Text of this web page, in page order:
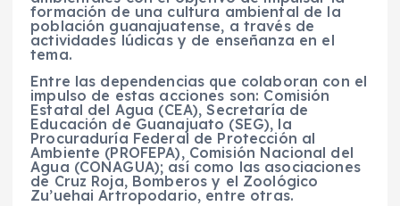
formación de una cultura ambiental de la
población guanajuatense, a través de
actividades lúdicas y de enseñanza en el
tema.
Entre las dependencias que colaboran con el
impulso de estas acciones son: Comisión
Estatal del Agua (CEA), Secretaría de
Educación de Guanajuato (SEG), la
Procuraduría Federal de Protección al
Ambiente (PROFEPA), Comisión Nacional del
Agua (CONAGUA); así como las asociaciones
de Cruz Roja, Bomberos y el Zoológico
Zu’uehai Artropodario, entre otras.